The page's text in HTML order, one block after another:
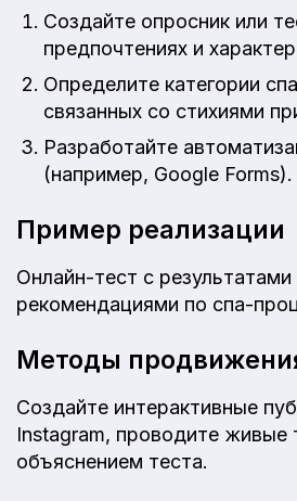
Создайте опросник или
предпочтениях и
Определите категории
связанных со стихиями
Разработайте
(например, Google Forms).
Пример реализации
Онлайн-тест с результатами
рекомендациями по спа-
Методы
Создайте интерактивные
Instagram, проводите живые
объяснением теста.